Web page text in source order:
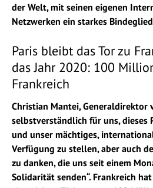
der Welt, mit seinen eigenen
Netzwerken ein starkes
Paris bleibt das Tor zu
das Jahr 2020: 100
Frankreich
Christian Mantei, Generaldirektor
selbstverständlich für uns, dieses
und unser mächtiges,
Verfügung zu stellen, aber auch
zu danken, die uns seit einem
Solidarität senden“. Frankreich